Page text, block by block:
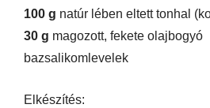
100 g natúr lében eltett tonhal
30 g magozott, fekete olajbogyó
bazsalikomlevelek
Elkészítés: